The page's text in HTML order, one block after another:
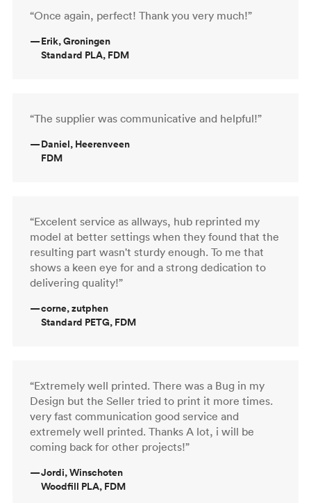
“Once again, perfect! Thank you very much!”
—Erik, Groningen
Standard PLA, FDM
“The supplier was communicative and helpful!”
—Daniel, Heerenveen
FDM
“Excelent service as allways, hub reprinted my
model at better settings when they found that the
resulting part wasn't sturdy enough. To me that
shows a keen eye for and a strong dedication to
delivering quality!”
—corne, zutphen
Standard PETG, FDM
“Extremely well printed. There was a Bug in my
Design but the Seller tried to print it more times.
very fast communication good service and
extremely well printed. Thanks A lot, i will be
coming back for other projects!”
—Jordi, Winschoten
Woodfill PLA, FDM